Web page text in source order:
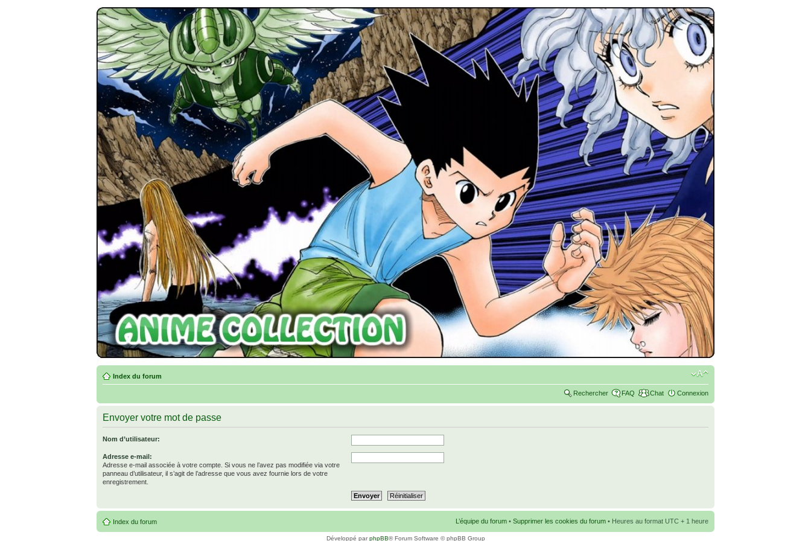
Index du forum
Rechercher FAQ Chat Connexion
Envoyer votre mot de passe
Nom d’utilisateur:
Adresse e-mail:
Adresse e-mail associée à votre compte. Si vous ne l’avez pas modifiée via votre
panneau d’utilisateur, il s’agit de l’adresse que vous avez fournie lors de votre
enregistrement.
Index du forum L’équipe du forum • Supprimer les cookies du forum • Heures au format UTC + 1 heure
Développé parphpBB® Forum Software © phpBB Group